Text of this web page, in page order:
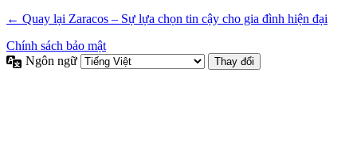
← Quay lại Zaracos – Sự lựa chọn tin cậy cho gia đình hiện đại
Chính sách bảo mật
Ngôn ngữ